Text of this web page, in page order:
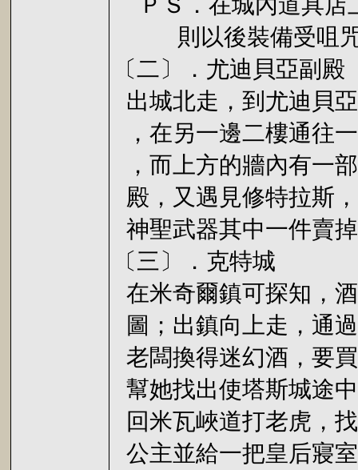
則以後裝備受咀咒
〔二〕．尤迪貝亞副殿
出城北走，到尤迪貝
，在另一邊二樓通往
，而上方的牆內有一
殿，又遇見修特拉斯
神聖武器其中一件賣
〔三〕．克特城
在米奇爾鎮可探知，
圖；出鎮向上走，通
老闆換得迷幻酒，要
幫她找出使塔斯城途
回米瓦峽道打老虎，
公主並給一把皇后寢